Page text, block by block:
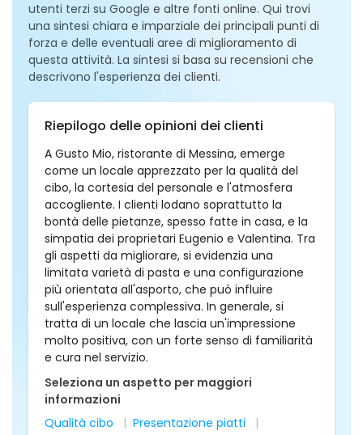
utenti terzi su Google e altre fonti online. Qui trovi
una sintesi chiara e imparziale dei principali punti di
forza e delle eventuali aree di miglioramento di
questa attività. La sintesi si basa su recensioni che
descrivono l'esperienza dei clienti.
Riepilogo delle opinioni dei clienti
A Gusto Mio, ristorante di Messina, emerge
come un locale apprezzato per la qualità del
cibo, la cortesia del personale e l'atmosfera
accogliente. I clienti lodano soprattutto la
bontà delle pietanze, spesso fatte in casa, e la
simpatia dei proprietari Eugenio e Valentina. Tra
gli aspetti da migliorare, si evidenzia una
limitata varietà di pasta e una configurazione
più orientata all'asporto, che può influire
sull'esperienza complessiva. In generale, si
tratta di un locale che lascia un'impressione
molto positiva, con un forte senso di familiarità
e cura nel servizio.
Seleziona un aspetto per maggiori
informazioni
Qualità cibo
Presentazione piatti